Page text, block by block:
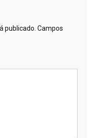
publicado. Campos